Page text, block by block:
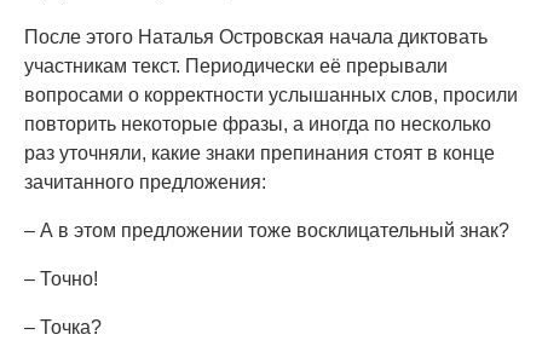
После этого Наталья Островская начала диктовать
участникам текст. Периодически её прерывали
вопросами о корректности услышанных слов, просили
повторить некоторые фразы, а иногда по несколько
раз уточняли, какие знаки препинания стоят в конце
зачитанного предложения:
– А в этом предложении тоже восклицательный знак?
– Точно!
– Точка?